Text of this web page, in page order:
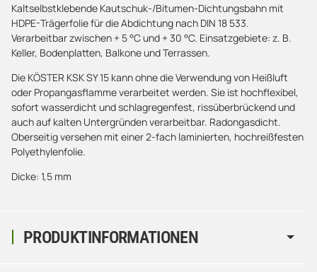
PRODUKTINFORMATIONEN
Kaltselbstklebende Kautschuk-/Bitumen-Dichtungsbahn mit
HDPE-Trägerfolie für die Abdichtung nach DIN 18 533.
Verarbeitbar zwischen + 5 °C und + 30 °C. Einsatzgebiete: z. B.
Keller, Bodenplatten, Balkone und Terrassen.
Die KÖSTER KSK SY 15 kann ohne die Verwendung von Heißluft
oder Propangasflamme verarbeitet werden. Sie ist hochflexibel,
sofort wasserdicht und schlagregenfest, rissüberbrückend und
auch auf kalten Untergründen verarbeitbar. Radongasdicht.
Oberseitig versehen mit einer 2-fach laminierten, hochreißfesten
Polyethylenfolie.
Dicke: 1,5 mm